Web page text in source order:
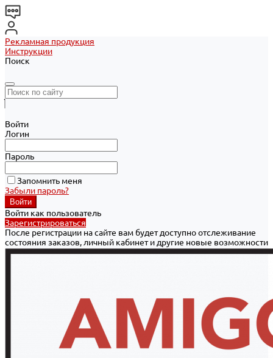
Рекламная продукция
Инструкции
Поиск
Войти
Логин
Пароль
Запомнить меня
Забыли пароль?
Войти как пользователь
Зарегистрироваться
После регистрации на сайте вам будет доступно отслеживание
состояния заказов, личный кабинет и другие новые возможности